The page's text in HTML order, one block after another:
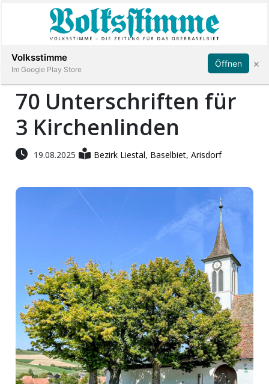
Immobilien
Veranstaltungen
Stellen
App
Fussball
Abonnieren Anmelden
70 Unterschriften für
3 Kirchenlinden
19.08.2025 Bezirk Liestal, Baselbiet,Arisdorf
Volksstimme
Im Google Play Store
Öffnen ×